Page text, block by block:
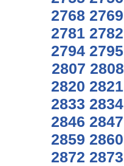
2768 2769
2781 2782
2794 2795
2807 2808
2820 2821
2833 2834
2846 2847
2859 2860
2872 2873